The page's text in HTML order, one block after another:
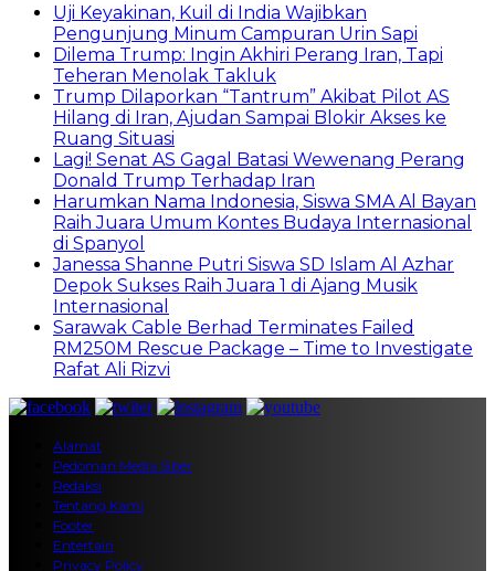
Uji Keyakinan, Kuil di India Wajibkan
Pengunjung Minum Campuran Urin Sapi
Dilema Trump: Ingin Akhiri Perang Iran, Tapi
Teheran Menolak Takluk
Trump Dilaporkan “Tantrum” Akibat Pilot AS
Hilang di Iran, Ajudan Sampai Blokir Akses ke
Ruang Situasi
Lagi! Senat AS Gagal Batasi Wewenang Perang
Donald Trump Terhadap Iran
Harumkan Nama Indonesia, Siswa SMA Al Bayan
Raih Juara Umum Kontes Budaya Internasional
di Spanyol
Janessa Shanne Putri Siswa SD Islam Al Azhar
Depok Sukses Raih Juara 1 di Ajang Musik
Internasional
Sarawak Cable Berhad Terminates Failed
RM250M Rescue Package – Time to Investigate
Rafat Ali Rizvi
Alamat
Pedoman Media Siber
Redaksi
Tentang Kami
Footer
Entertain
Privacy Policy